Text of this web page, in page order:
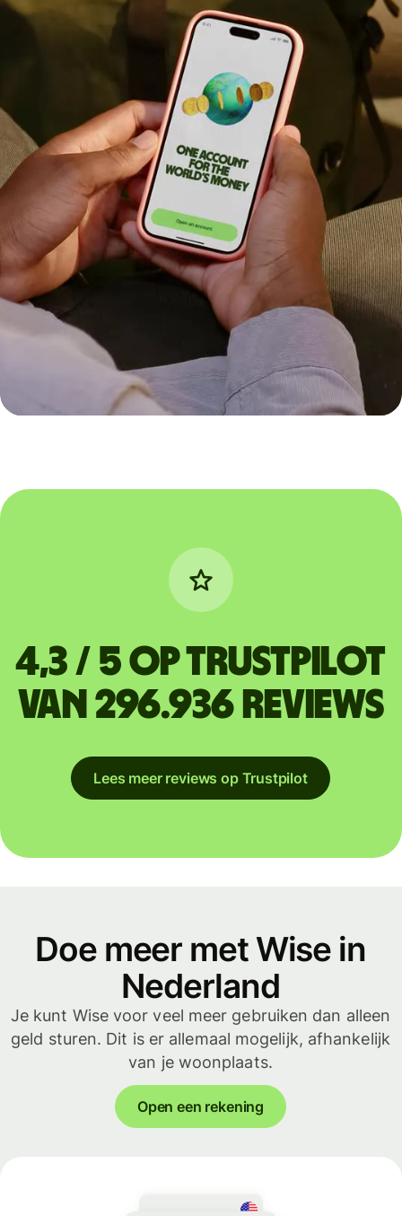
4,3 / 5 op Trustpilot
van 296.936 reviews
Lees meer reviews op Trustpilot
Doe meer met Wise in
Nederland
Je kunt Wise voor veel meer gebruiken dan alleen
geld sturen. Dit is er allemaal mogelijk, afhankelijk
van je woonplaats.
Open een rekening